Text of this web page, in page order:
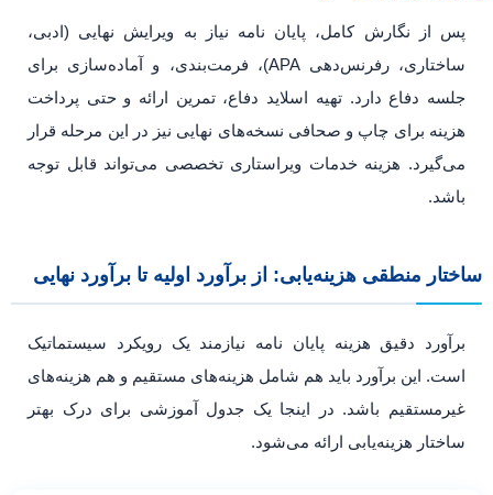
پس از نگارش کامل، پایان نامه نیاز به ویرایش نهایی (ادبی،
ساختاری، رفرنس‌دهی APA)، فرمت‌بندی، و آماده‌سازی برای
جلسه دفاع دارد. تهیه اسلاید دفاع، تمرین ارائه و حتی پرداخت
هزینه برای چاپ و صحافی نسخه‌های نهایی نیز در این مرحله قرار
می‌گیرد. هزینه خدمات ویراستاری تخصصی می‌تواند قابل توجه
باشد.
ساختار منطقی هزینه‌یابی: از برآورد اولیه تا برآورد نهایی
برآورد دقیق هزینه پایان نامه نیازمند یک رویکرد سیستماتیک
است. این برآورد باید هم شامل هزینه‌های مستقیم و هم هزینه‌های
غیرمستقیم باشد. در اینجا یک جدول آموزشی برای درک بهتر
ساختار هزینه‌یابی ارائه می‌شود.